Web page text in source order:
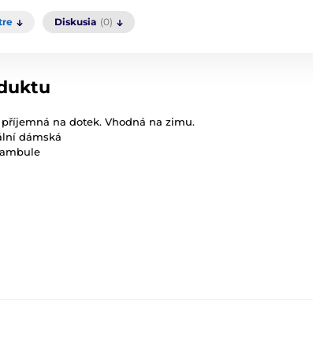
Diskusia (0)
na dotek. Vhodná na zimu.
dámská